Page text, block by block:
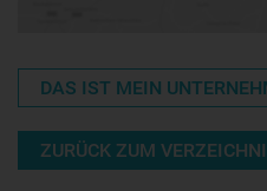
DAS IST MEIN
ZURÜCK ZUM